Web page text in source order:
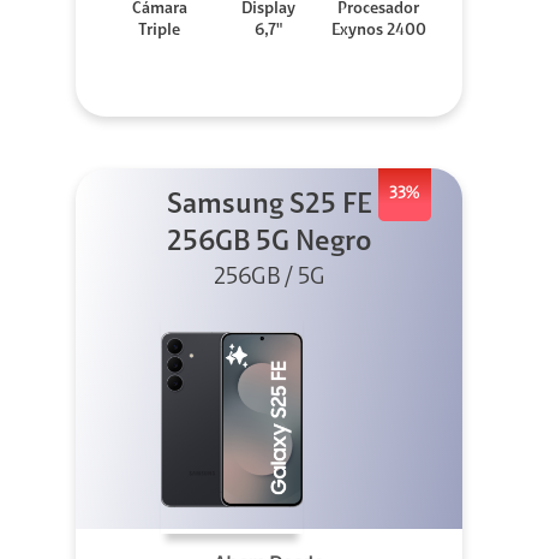
Cámara
Triple
Display
6,7"
Procesador
Exynos 2400
33%
Samsung S25 FE
256GB 5G Negro
256GB / 5G